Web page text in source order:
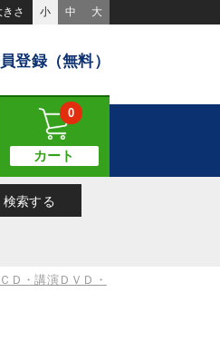
さ 小 中 大
登録（無料）
カート
0
検索する
Ｄ・講演ＤＶＤ・